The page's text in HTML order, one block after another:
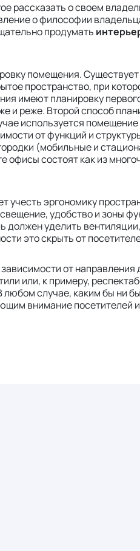
рассказать о своем
о философии
продумать
помещения.
пространство, при
имеют планировку
и реже. Второй способ
используется
от функций и
(мобильные и
состоят как из
учесть эргономику
удобство и зоны
уделить
это скрыть от
от направления
или, к примеру,
любом случае, каким бы ни
внимание посетителей